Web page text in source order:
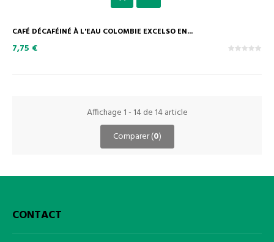
CAFÉ DÉCAFÉINÉ À L'EAU COLOMBIE EXCELSO EN...
7,75 €
Affichage 1 - 14 de 14 article
Comparer (0)
CONTACT